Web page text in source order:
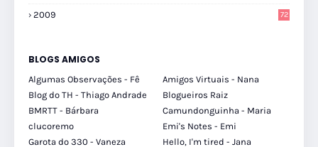
2009 72
BLOGS AMIGOS
Algumas Observações - Fê
Amigos Virtuais - Nana
Blog do TH - Thiago Andrade
Blogueiros Raiz
BMRTT - Bárbara
Camundonguinha - Maria
clucoremo
Emi's Notes - Emi
Garota do 330 - Vaneza
Hello, I'm tired - Jana